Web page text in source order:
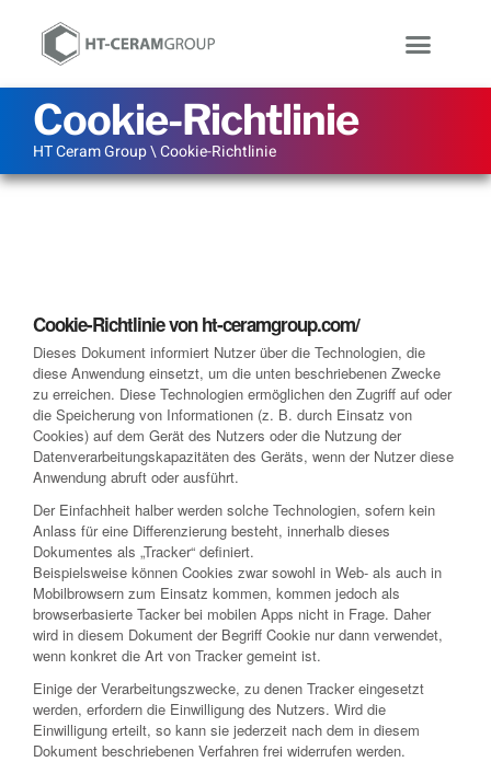
Cookie-Richtlinie
HT Ceram Group\Cookie-Richtlinie
Cookie-Richtlinie
Cookie-Richtlinie von ht-ceramgroup.com/
Dieses Dokument informiert Nutzer über die Technologien, die
diese Anwendung einsetzt, um die unten beschriebenen Zwecke
zu erreichen. Diese Technologien ermöglichen den Zugriff auf oder
die Speicherung von Informationen (z. B. durch Einsatz von
Cookies) auf dem Gerät des Nutzers oder die Nutzung der
Datenverarbeitungskapazitäten des Geräts, wenn der Nutzer diese
Anwendung abruft oder ausführt.
Der Einfachheit halber werden solche Technologien, sofern kein
Anlass für eine Differenzierung besteht, innerhalb dieses
Dokumentes als „Tracker“ definiert.
Beispielsweise können Cookies zwar sowohl in Web- als auch in
Mobilbrowsern zum Einsatz kommen, kommen jedoch als
browserbasierte Tacker bei mobilen Apps nicht in Frage. Daher
wird in diesem Dokument der Begriff Cookie nur dann verwendet,
wenn konkret die Art von Tracker gemeint ist.
Einige der Verarbeitungszwecke, zu denen Tracker eingesetzt
werden, erfordern die Einwilligung des Nutzers. Wird die
Einwilligung erteilt, so kann sie jederzeit nach dem in diesem
Dokument beschriebenen Verfahren frei widerrufen werden.